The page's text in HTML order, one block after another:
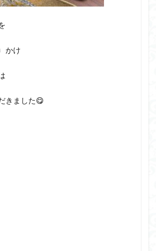
かけ
きました😋